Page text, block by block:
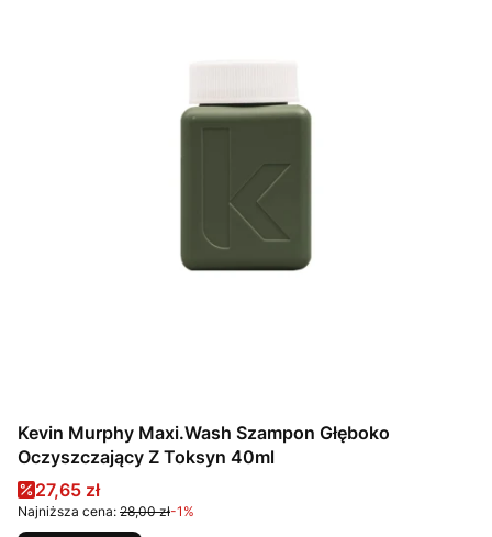
Kevin Murphy Maxi.Wash Szampon Głęboko
Oczyszczający Z Toksyn 40ml
Cena promocyjna
27,65 zł
Najniższa cena: 28,00 zł-1%